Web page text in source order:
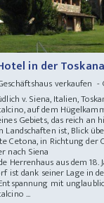
in der Toskana
verkaufen -
v. Siena, Italien,
auf dem
Gebiets, das reich an
Landschaften ist, Blick
Cetona, in Richtung der
nach Siena
Herrenhaus aus dem
ist dank seiner Lage in
mit
...